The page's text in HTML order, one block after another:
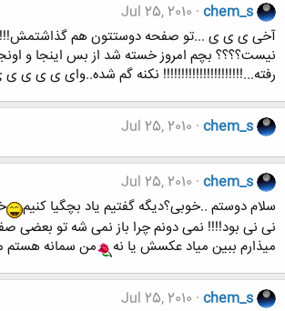
chem_s
Jul 25, 2010
آخی ی ی ی ...تو صفحه دوستتون هم
نیست؟؟؟؟ بچم امروز خسته شد از بس اینجا و
رفته...!!!!!!!!!!!!!!!!!!!!!! نکنه گم شده..وای ی ی ی
chem_s
Jul 25, 2010
chem_s
Jul 25, 2010
سلام دوستم ..خوبی؟دیگه گفتیم یاد بچگیا کنیم
نی نی بود!!!! نمی دونم چرا باز نمی شه تو بعضی
میذارم ببین میاد عکسش یا نه
من سمانه هستم
chem_s
Jul 25, 2010